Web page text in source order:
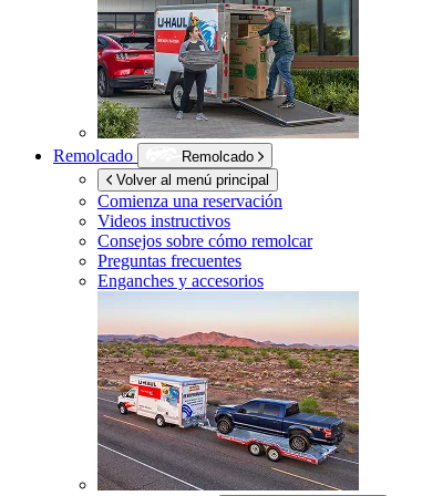
Remolcado
Remolcado
Volver al menú principal
Comienza una reservación
Videos instructivos
Consejos sobre cómo remolcar
Preguntas frecuentes
Enganches y accesorios